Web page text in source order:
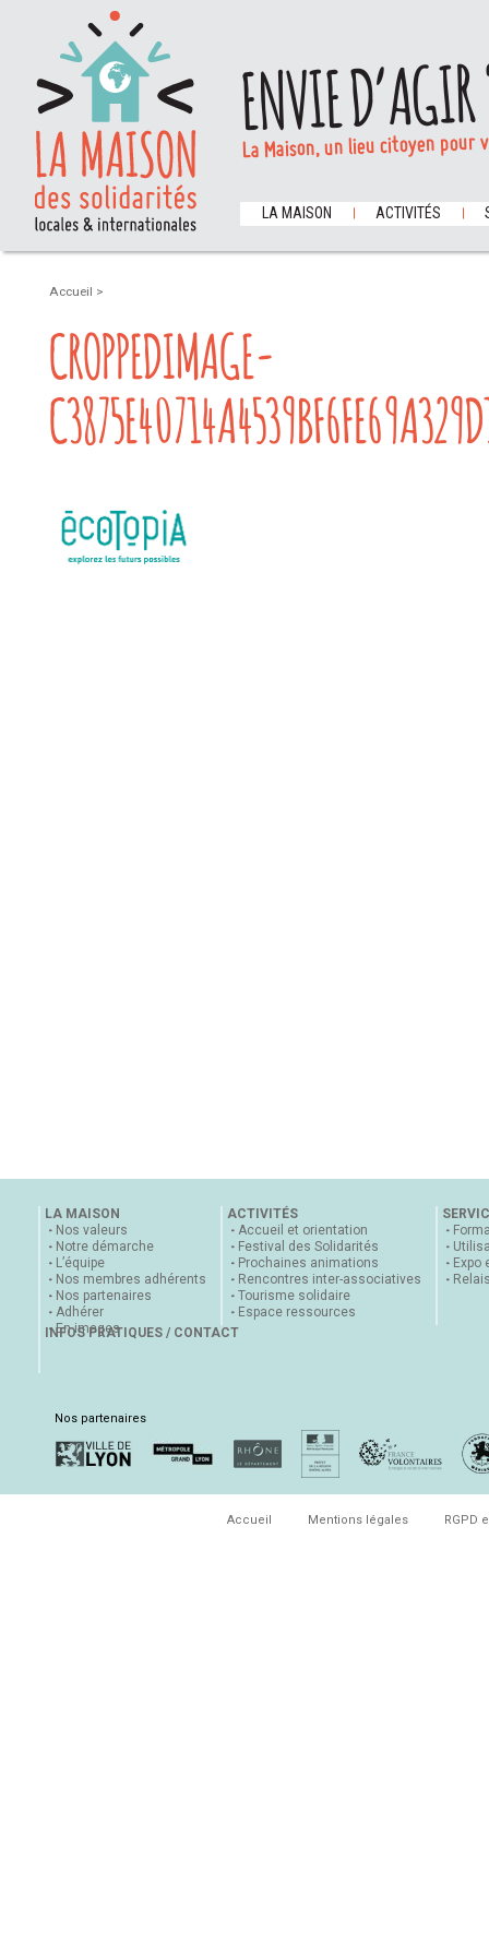
ENVIE
La Maison, un lieu citoyen
LA MAISON ACTIVITÉS
Accueil >
CROPPEDIMAGE-
LA MAISON
Nos valeurs
Notre démarche
L’équipe
Nos membres adhérents
Nos partenaires
Adhérer
En images
ACTIVITÉS
Accueil et orientation
Festival des Solidarités
Prochaines animations
Rencontres inter-associatives
Tourisme solidaire
Espace ressources
Expo
INFOS PRATIQUES / CONTACT
Nos partenaires
Accueil Mentions légales RGPD